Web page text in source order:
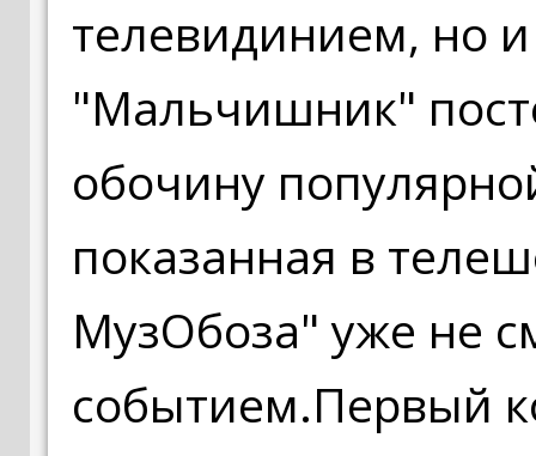
телевидинием, но
"Мальчишник"
обочину
показанная в
МузОбоза" уже не
событием.Первый